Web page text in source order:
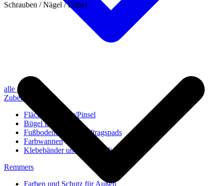
alle anzeigen
Zubehör
Flächenstreicher/Pinsel
Bügel und Rollen
Fußbodenbürsten/Auftragspads
Farbwannen
Klebebänder und Abdeckvlies
Remmers
Farben und Schutz für Außen
Schrauben / Nägel / Dübel